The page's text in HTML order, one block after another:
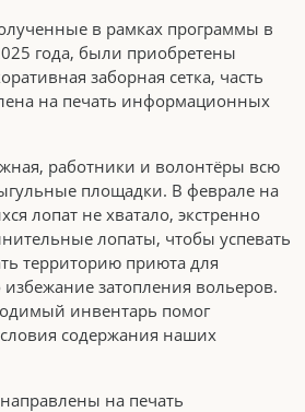
в рамках программы в
года, были приобретены
заборная сетка, часть
на печать информационных
работники и волонтёры всю
площадки. В феврале на
лопат не хватало, экстренно
лопаты, чтобы успевать
территорию приюта для
затопления вольеров.
инвентарь помог
содержания наших
на печать